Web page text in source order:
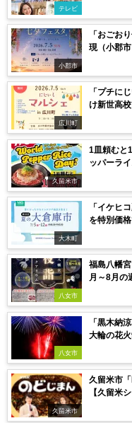
テレビ
小郡市
「おごお
現（小郡市
広川町
「プチに
け新世高
久留米市
1皿頼むと
ッパーラ
大木町
「イケヒ
を特別価
八女市
福島八幡
月～8月の
八女市
「黒木納
大輪の花
久留米市
久留米市
【久留米